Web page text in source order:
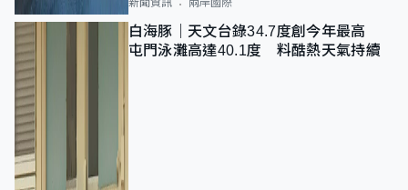
白海豚｜天文台錄34.7度創今年最高
屯門泳灘高達40.1度 料酷熱天氣持續